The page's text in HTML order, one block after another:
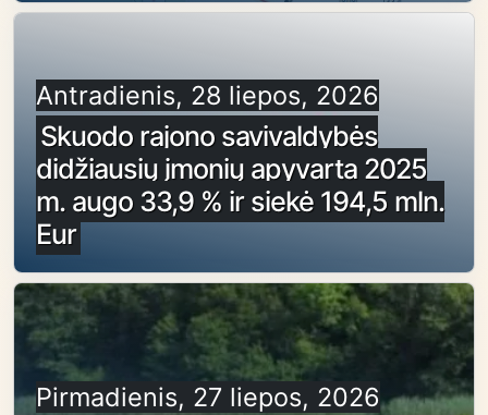
Antradienis, 28 liepos, 2026
Skuodo rajono savivaldybės
didžiausių įmonių apyvarta 2025
m. augo 33,9 % ir siekė 194,5 mln.
Eur
Pirmadienis, 27 liepos, 2026